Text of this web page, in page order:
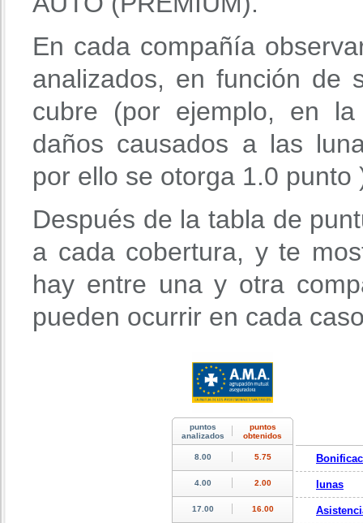
En cada compañía
analizados, en función de
cubre (por ejemplo, en
daños causados a las
por ello se otorga 1.0
Después de la tabla de
a cada cobertura, y te
hay entre una y otra
pueden ocurrir en cada
lunas